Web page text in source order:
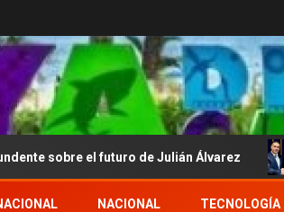
el futuro de Julián Álvarez Ronald
NACIONAL TECNOLOGÍA